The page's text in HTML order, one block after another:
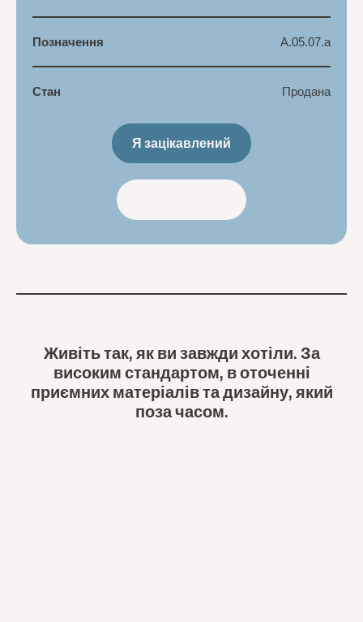
Позначення A.05.07.a
Стан Продана
Я зацікавлений
Живіть так, як ви завжди хотіли. За
високим стандартом, в оточенні
приємних матеріалів та дизайну, який
поза часом.